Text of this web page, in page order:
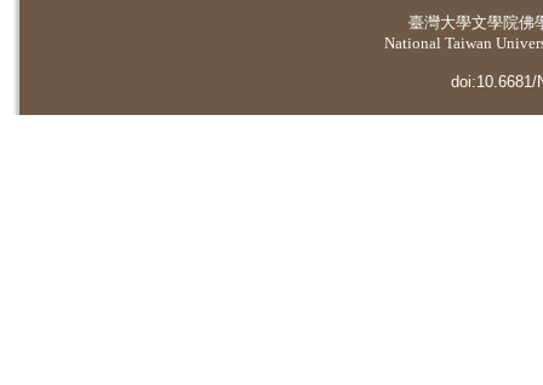
臺灣大學文學院佛
National Taiwan
doi:10.6681/